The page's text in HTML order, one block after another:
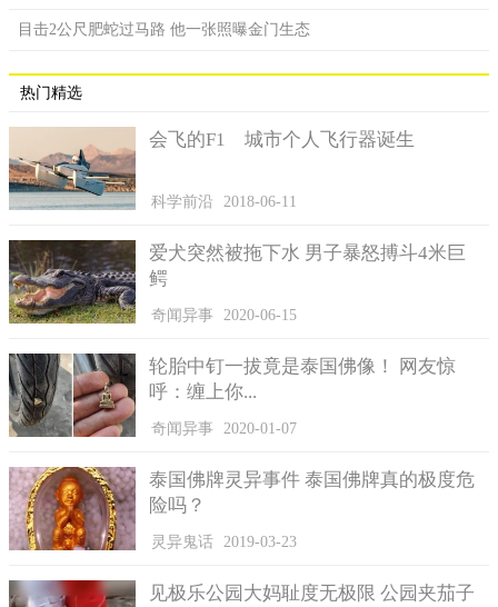
以降低器官排斥的风险，达到跨物种移植的目的。
科学家乐观表示，因为发明出更好的冷藏器官的方式，以及
狒属于灵长类动物，意味著这个技术可运用在人类身上的日子已
经不远，可望在3年内开始进行临床实验。
目击2公尺肥蛇过马路 他一张照曝金门生态
热门精选
会飞的F1 城市个人飞行器诞生
科学前沿 2018-06-11
爱犬突然被拖下水 男子暴怒搏斗4米巨
鳄
奇闻异事 2020-06-15
轮胎中钉一拔竟是泰国佛像！ 网友惊
呼：缠上你...
奇闻异事 2020-01-07
泰国佛牌灵异事件 泰国佛牌真的极度危
险吗？
灵异鬼话 2019-03-23
见极乐公园大妈耻度无极限 公园夹茄子